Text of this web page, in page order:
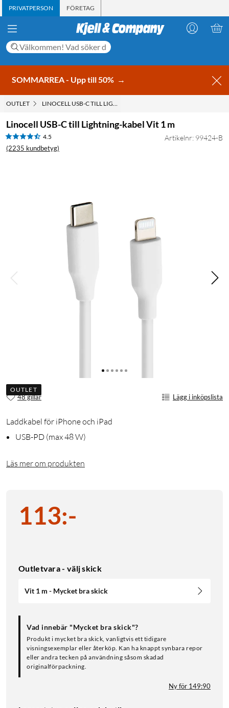
PRIVATPERSON FÖRETAG
SOMMARREA - Upp till 50% →
OUTLET LINOCELL USB-C TILL LIGHTNING-KABEL VIT 1 M
Linocell USB-C till Lightning-kabel Vit 1 m
4.5
(2235 kundbetyg)
Artikelnr: 99424-B
OUTLET
48 gillar Lägg i inköpslista
Laddkabel för iPhone och iPad
USB-PD (max 48 W)
Läs mer om produkten
113:-
Outletvara - välj skick
Vit 1 m - Mycket bra skick
Vad innebär "Mycket bra skick"?
Produkt i mycket bra skick, vanligtvis ett tidigare
visningsexemplar eller återköp. Kan ha knappt synbara repor
eller andra tecken på användning såsom skadad
originalförpackning.
Ny för 149:90